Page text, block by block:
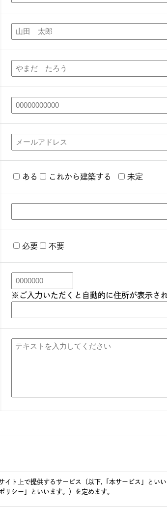
ある これから建築する 未定
必要 不要
※ご入力いただくと自動的に住所が表示され
イト上で提供するサービス（以下,「本サービス」とい
シー」といいます。）を定めます。